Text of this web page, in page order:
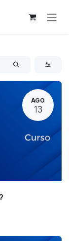
AGO
13